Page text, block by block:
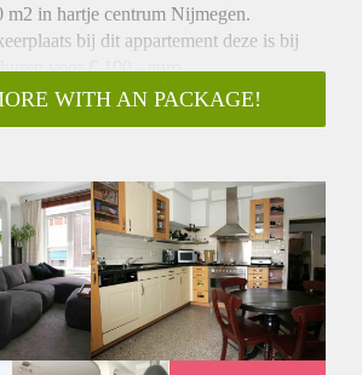
m2 in hartje centrum Nijmegen.
bij dit appartement deze is bij
voor € 100,- euro
gas open haard, met een frans balkon
oven. Aan de keuken zit een serre met
naar het dakterras.
WC, wastafel en inloopdouche
hoge plafonds
op dit moment een facelift.
weer in de olie gezet, hekwerk wordt
WITH AN PACKAGE!